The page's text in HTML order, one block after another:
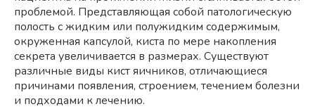
проблемой. Представляющая собой патологическую
полость с жидким или полужидким содержимым,
окруженная капсулой, киста по мере накопления
секрета увеличивается в размерах. Существуют
различные виды кист яичников, отличающиеся
причинами появления, строением, течением болезни
и подходами к лечению.